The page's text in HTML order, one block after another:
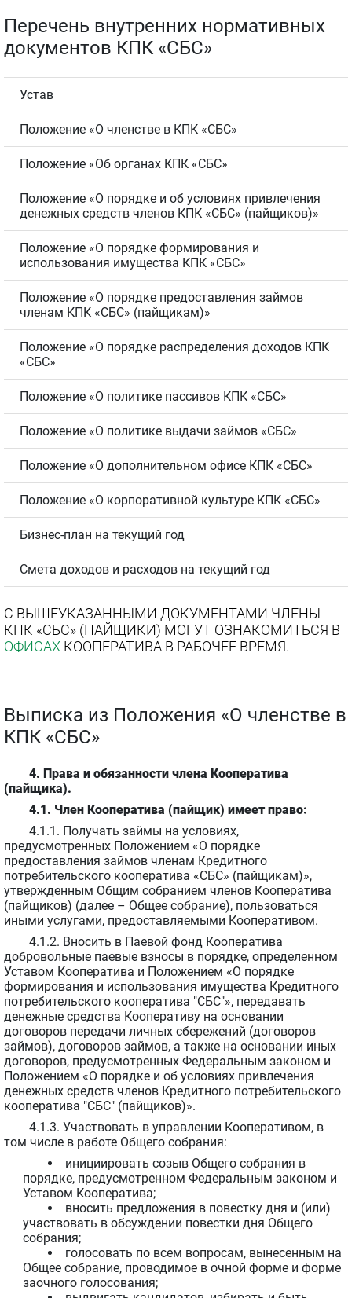
Перечень внутренних нормативных
документов КПК «СБС»
Устав
Положение «О членстве в КПК «СБС»
Положение «Об органах КПК «СБС»
Положение «О порядке и об условиях привлечения
денежных средств членов КПК «СБС» (пайщиков)»
Положение «О порядке формирования и
использования имущества КПК «СБС»
Положение «О порядке предоставления займов
членам КПК «СБС» (пайщикам)»
Положение «О порядке распределения доходов КПК
«СБС»
Положение «О политике пассивов КПК «СБС»
Положение «О политике выдачи займов «СБС»
Положение «О дополнительном офисе КПК «СБС»
Положение «О корпоративной культуре КПК «СБС»
Бизнес-план на текущий год
Смета доходов и расходов на текущий год
С ВЫШЕУКАЗАННЫМИ ДОКУМЕНТАМИ ЧЛЕНЫ
КПК «СБС» (ПАЙЩИКИ) МОГУТ ОЗНАКОМИТЬСЯ В
ОФИСАХ КООПЕРАТИВА В РАБОЧЕЕ ВРЕМЯ.
Выписка из Положения «О членстве в
КПК «СБС»
4. Права и обязанности члена Кооператива
(пайщика).
4.1. Член Кооператива (пайщик) имеет право:
4.1.1. Получать займы на условиях,
предусмотренных Положением «О порядке
предоставления займов членам Кредитного
потребительского кооператива «СБС» (пайщикам)»,
утвержденным Общим собранием членов Кооператива
(пайщиков) (далее – Общее собрание), пользоваться
иными услугами, предоставляемыми Кооперативом.
4.1.2. Вносить в Паевой фонд Кооператива
добровольные паевые взносы в порядке, определенном
Уставом Кооператива и Положением «О порядке
формирования и использования имущества Кредитного
потребительского кооператива "СБС"», передавать
денежные средства Кооперативу на основании
договоров передачи личных сбережений (договоров
займов), договоров займов, а также на основании иных
договоров, предусмотренных Федеральным законом и
Положением «О порядке и об условиях привлечения
денежных средств членов Кредитного потребительского
кооператива "СБС" (пайщиков)».
4.1.3. Участвовать в управлении Кооперативом, в
том числе в работе Общего собрания:
инициировать созыв Общего собрания в
порядке, предусмотренном Федеральным законом и
Уставом Кооператива;
вносить предложения в повестку дня и (или)
участвовать в обсуждении повестки дня Общего
собрания;
голосовать по всем вопросам, вынесенным на
Общее собрание, проводимое в очной форме и форме
заочного голосования;